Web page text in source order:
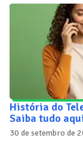
História do
Saiba tudo
30 de setembro de